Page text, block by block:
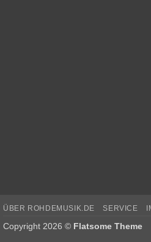
ÜBER ROHDEMUSIK.DE SERVICE
Copyright 2026 © Flatsome Theme